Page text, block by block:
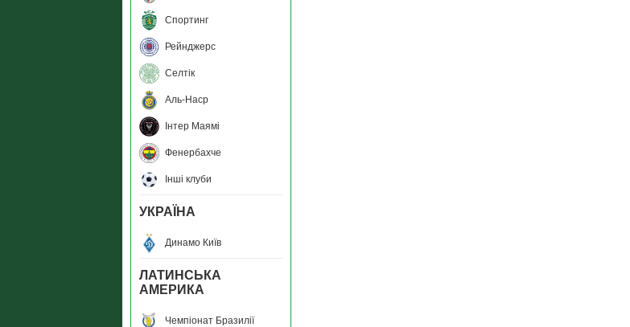
Спортинг
Рейнджерс
Селтік
Аль-Наср
Інтер Маямі
Фенербахче
Інші клуби
УКРАЇНА
Динамо Київ
ЛАТИНСЬКА
АМЕРИКА
Чемпiонат Бразилiї